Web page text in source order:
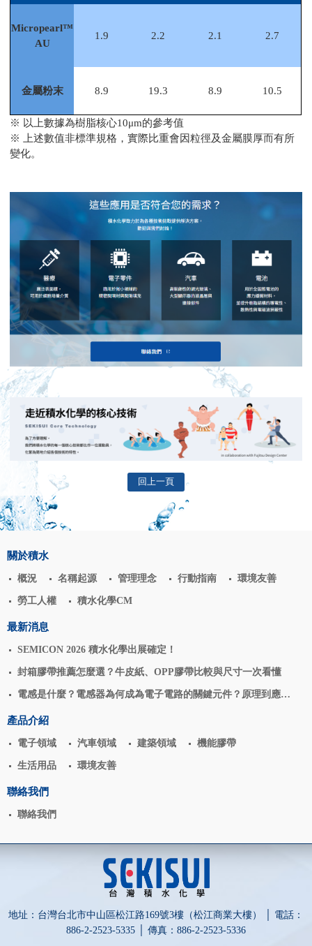
Micropearl™
AU
1.9 2.2 2.1 2.7
金屬粉末 8.9 19.3 8.9 10.5
※ 以上數據為樹脂核心10μm的參考值
※ 上述數值非標準規格，實際比重會因粒徑及金屬膜厚而有所
變化。
回上一頁
關於積水
概況 名稱起源 管理理念 行動指南 環境友善
勞工人權 積水化學CM
最新消息
SEMICON 2026 積水化學出展確定！
封箱膠帶推薦怎麼選？牛皮紙、OPP膠帶比較與尺寸一次看懂
電感是什麼？電感器為何成為電子電路的關鍵元件？原理到應用
產品介紹
電子領域 汽車領域 建築領域 機能膠帶
生活用品 環境友善
聯絡我們
聯絡我們
地址：台灣台北市中山區松江路169號3樓（松江商業大樓） │ 電話：
886-2-2523-5335 │ 傳真：886-2-2523-5336